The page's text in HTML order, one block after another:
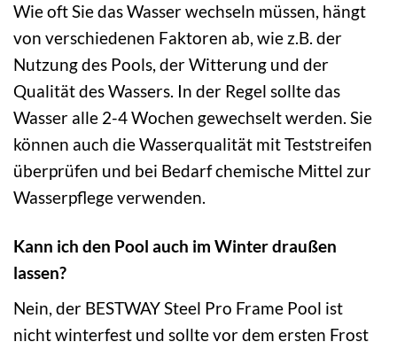
Wie oft Sie das Wasser wechseln müssen, hängt
von verschiedenen Faktoren ab, wie z.B. der
Nutzung des Pools, der Witterung und der
Qualität des Wassers. In der Regel sollte das
Wasser alle 2-4 Wochen gewechselt werden. Sie
können auch die Wasserqualität mit Teststreifen
überprüfen und bei Bedarf chemische Mittel zur
Wasserpflege verwenden.
Kann ich den Pool auch im Winter draußen
lassen?
Nein, der BESTWAY Steel Pro Frame Pool ist
nicht winterfest und sollte vor dem ersten Frost